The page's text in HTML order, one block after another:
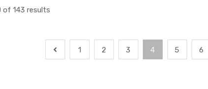
of 143 results
1 2 3 4 5 6